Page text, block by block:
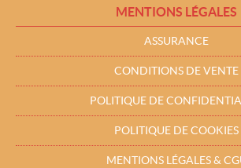
MENTIONS LÉGALES
ASSURANCE
CONDITIONS DE VENTE
POLITIQUE DE
POLITIQUE DE COOKIES
MENTIONS LÉGALES &